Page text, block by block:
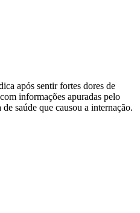
após sentir fortes dores de
informações apuradas pelo
saúde que causou a internação.